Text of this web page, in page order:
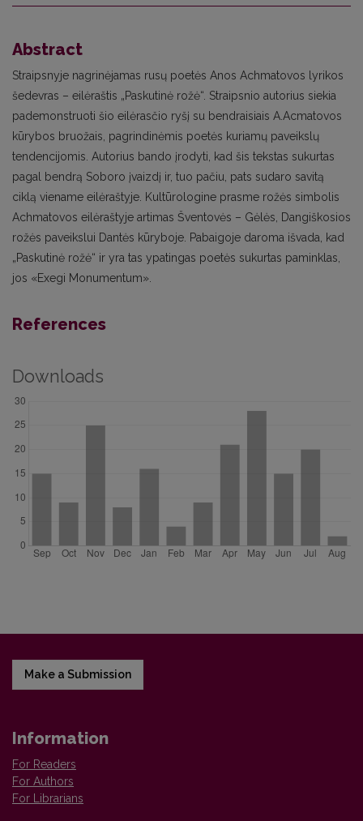
Abstract
Straipsnyje nagrinėjamas rusų poetės Anos Achmatovos lyrikos
šedevras – eilėraštis „Paskutinė rožė“. Straipsnio autorius siekia
pademonstruoti šio eilėrasčio ryšį su bendraisiais A.Acmatovos
kūrybos bruožais, pagrindinėmis poetės kuriamų paveikslų
tendencijomis. Autorius bando įrodyti, kad šis tekstas sukurtas
pagal bendrą Soboro įvaizdį ir, tuo pačiu, pats sudaro savitą
ciklą viename eilėraštyje. Kultūrologine prasme rožės simbolis
Achmatovos eilėraštyje artimas Šventovės – Gėlės, Dangiškosios
rožės paveikslui Dantės kūryboje. Pabaigoje daroma išvada, kad
„Paskutinė rožė“ ir yra tas ypatingas poetės sukurtas paminklas,
jos «Exegi Monumentum».
References
Downloads
Make a Submission
Information
For Readers
For Authors
For Librarians